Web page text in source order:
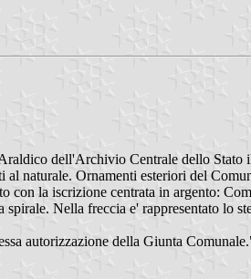
dell'Archivio Centrale dello Stato
naturale. Ornamenti esteriori del
la iscrizione centrata in argento:
Nella freccia e' rappresentato lo
autorizzazione della Giunta